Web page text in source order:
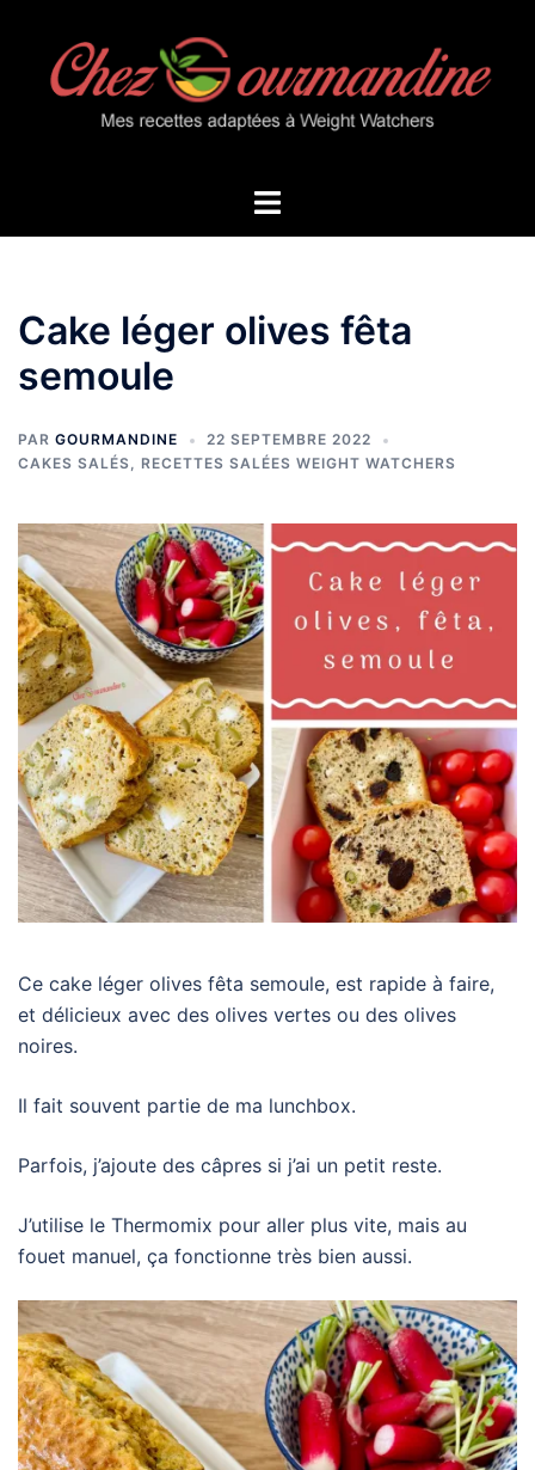
contenu
Ouvrir/fermer
Cake léger olives fêta
semoule
PAR GOURMANDINE
22 SEPTEMBRE 2022
CAKES SALÉS, RECETTES SALÉES WEIGHT WATCHERS
Ce cake léger olives fêta semoule, est rapide à faire,
et délicieux avec des olives vertes ou des olives
noires.
Il fait souvent partie de ma lunchbox.
Parfois, j’ajoute des câpres si j’ai un petit reste.
J’utilise le Thermomix pour aller plus vite, mais au
fouet manuel, ça fonctionne très bien aussi.